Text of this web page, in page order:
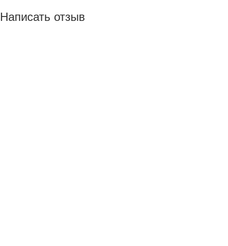
Написать отзыв